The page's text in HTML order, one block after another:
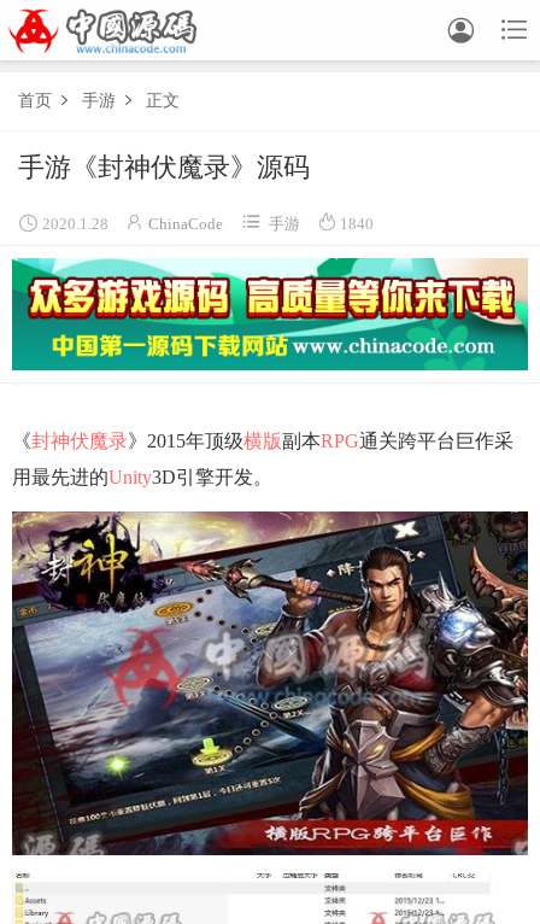


首页  手游  正文
手游《封神伏魔录》源码
 2020.1.28  ChinaCode  手游  1840
《封神伏魔录》2015年顶级横版副本RPG通关跨平台巨作采
用最先进的Unity3D引擎开发。